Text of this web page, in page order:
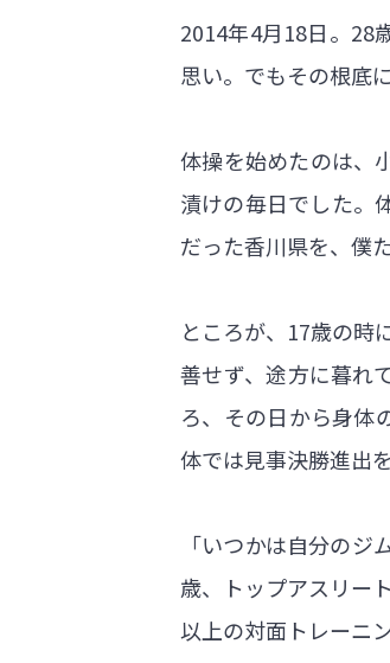
2014年4月18日。28
思い。でもその根底
体操を始めたのは、
漬けの毎日でした。
だった香川県を、僕
ところが、17歳の時
善せず、途方に暮れ
ろ、その日から身体
体では見事決勝進出
「いつかは自分の
歳、トップアスリー
以上の対面トレーニ